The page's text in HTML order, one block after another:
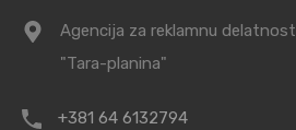
Agencija za reklamnu delatnost
"Tara-planina"
+381 64 6132794